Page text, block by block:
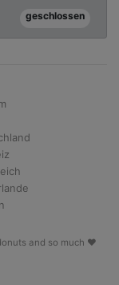
geschlossen
and so much ♥